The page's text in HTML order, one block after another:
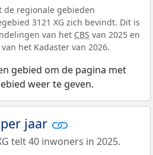
de regionale gebieden
3121 XG zich bevindt. Dit is
van het CBS van 2025 en
het Kadaster van 2026.
gebied om de pagina met
weer te geven.
jaar
telt 40 inwoners in 2025.